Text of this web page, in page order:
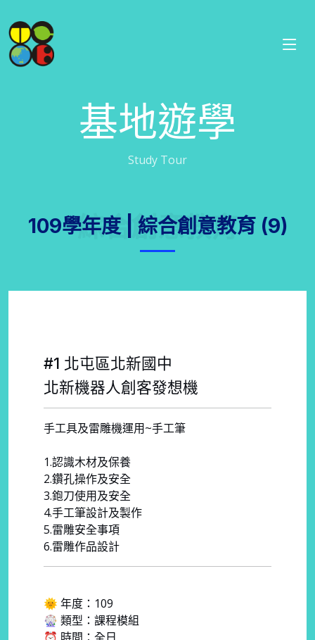
基地遊學
Study Tour
綜合創意教育
109學年度 | 綜合創意教育 (9)
#1 北屯區北新國中
北新機器人創客發想機
手工具及雷雕機運用~手工筆
1.認識木材及保養
2.鑽孔操作及安全
3.鉋刀使用及安全
4.手工筆設計及製作
5.雷雕安全事項
6.雷雕作品設計
🌞 年度：109
🎡 類型：課程模組